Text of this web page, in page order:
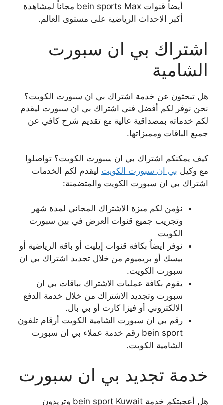
أيضاُ قنوات bein sports Max مجاناً لمشاهدة
أكبر الاحداث الرياضية على مستوى العالم.
اشتراك بي ان سبورت
الشامية
هل تبحثون عن خدمة اشتراك بي ان سبورت الكويت؟
نحن نوفر لكم أفضل فني اشتراك بي ان سبورت ليقدم
لكم خدماته بمصداقية عالية مع تقديم شرح كافي عن
جميع الباقات ومميزاتها.
كيف يمكنكم اشتراك بي ان سبورت الكويت؟ تواصلوا
مع وكيل بي ان سبورت الكويت ليقدم لكم الخدمات
اشتراك بي ان سبورت الكويت والمتضمنة:
نؤمن لكم ميزة الاشتراك المجاني لمدة شهر
وتجريب جميع قنوات العرض في بين سبورت
الكويت
نوفر ايضاُ بكافة قنوات إيليت أو باقة الرياضية أو
بيسك أو بريميوم من خلال تجديد اشتراك بي ان
سبورت الكويت.
يقوم بكافة عمليات الاشتراك بباقات بي ان
سبورت وتجديد الاشتراك من خلال خدمة الدفع
الالكتروني أو فيزا كارت أو بي بال.
رقم بي ان سبورت الشامية الكويت أرقام تلفون
bein sport رقم خدمة عملاء بي ان سبورت
الشامية الكويت.
خدمة تجديد بي ان سبورت
هل أعجبتكم خدمة bein sport Kuwait وتريدون